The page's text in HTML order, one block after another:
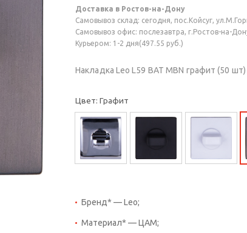
Доставка в Ростов-на-Дону
Самовывоз склад: сегодня, пос.Койсуг,
Самовывоз офис: послезавтра, г.Ростов-на-
Курьером: 1-2 дня(497.55 руб.)
Накладка Leo L59 BAT MBN графит (50 шт)
Цвет: Графит
Бренд* — Leo;
Материал* — ЦАМ;